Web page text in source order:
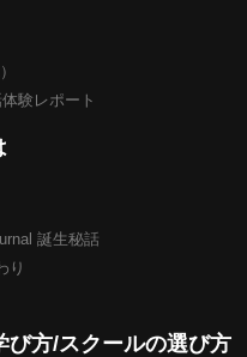
験レポート
誕生秘話
り
び方/スクールの選び方